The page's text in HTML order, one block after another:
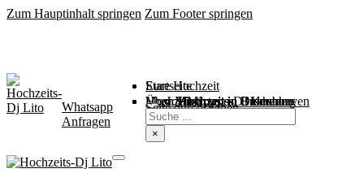
Zum Hauptinhalt springen Zum Footer springen
Startseite
Eure Hochzeit
Hochzeit in Bremen
Hochzeit in Bremerhaven
Hochzeit in Cuxhaven
Hochzeit in Oldenburg
Hochzeits-DJ Kosten
Über Mich
Music / Mixtapes
Hochzeitstipps
Seite durchsuchen
Suchen
×
Whatsapp
Anfragen